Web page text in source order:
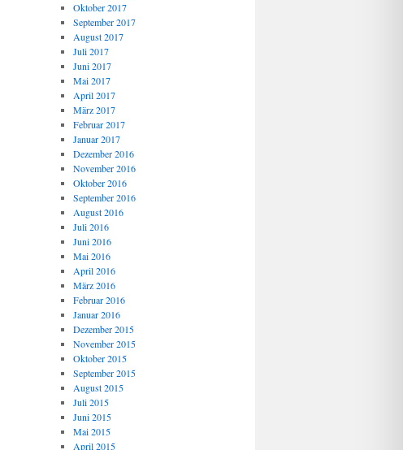
Oktober 2017
September 2017
August 2017
Juli 2017
Juni 2017
Mai 2017
April 2017
März 2017
Februar 2017
Januar 2017
Dezember 2016
November 2016
Oktober 2016
September 2016
August 2016
Juli 2016
Juni 2016
Mai 2016
April 2016
März 2016
Februar 2016
Januar 2016
Dezember 2015
November 2015
Oktober 2015
September 2015
August 2015
Juli 2015
Juni 2015
Mai 2015
April 2015